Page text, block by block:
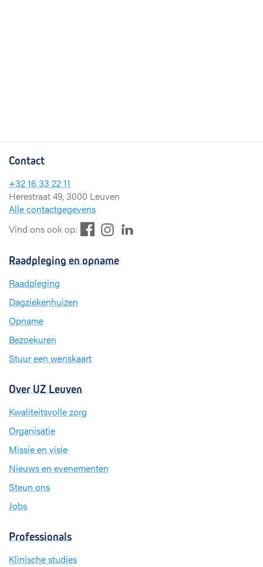
Contact
+32 16 33 22 11
Herestraat 49, 3000 Leuven
Alle contactgegevens
Vind ons ook op:
e
t
Raadpleging en opname
Raadpleging
Dagziekenhuizen
Opname
Bezoekuren
Stuur een wenskaart
Over UZ Leuven
Kwaliteitsvolle zorg
Organisatie
Missie en visie
Nieuws en evenementen
Steun ons
Jobs
Professionals
Klinische studies